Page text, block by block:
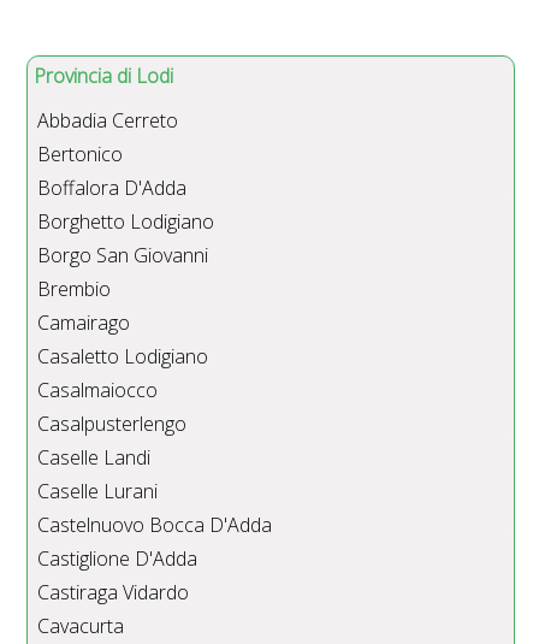
Provincia di Lodi
Abbadia Cerreto
Bertonico
Boffalora D'Adda
Borghetto Lodigiano
Borgo San Giovanni
Brembio
Camairago
Casaletto Lodigiano
Casalmaiocco
Casalpusterlengo
Caselle Landi
Caselle Lurani
Castelnuovo Bocca D'Adda
Castiglione D'Adda
Castiraga Vidardo
Cavacurta